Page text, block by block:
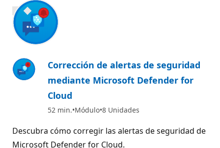
900 XP
Corrección de alertas de seguridad
mediante Microsoft Defender for
Cloud
52 min. Módulo 8 Unidades
Descubra cómo corregir las alertas de seguridad de
Microsoft Defender for Cloud.